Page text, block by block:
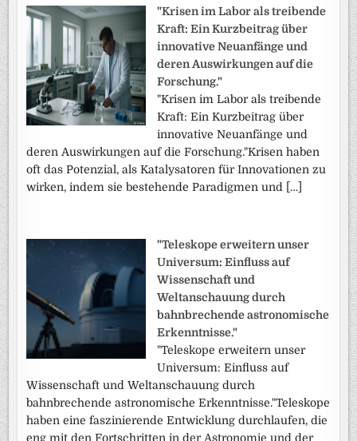
"Krisen im Labor als treibende
Kraft: Ein Kurzbeitrag über
innovative Neuanfänge und
deren Auswirkungen auf die
Forschung."
"Krisen im Labor als treibende
Kraft: Ein Kurzbeitrag über
innovative Neuanfänge und
deren Auswirkungen auf die Forschung."Krisen haben
oft das Potenzial, als Katalysatoren für Innovationen zu
wirken, indem sie bestehende Paradigmen und […]
"Teleskope erweitern unser
Universum: Einfluss auf
Wissenschaft und
Weltanschauung durch
bahnbrechende astronomische
Erkenntnisse."
"Teleskope erweitern unser
Universum: Einfluss auf
Wissenschaft und Weltanschauung durch
bahnbrechende astronomische Erkenntnisse."Teleskope
haben eine faszinierende Entwicklung durchlaufen, die
eng mit den Fortschritten in der Astronomie und der